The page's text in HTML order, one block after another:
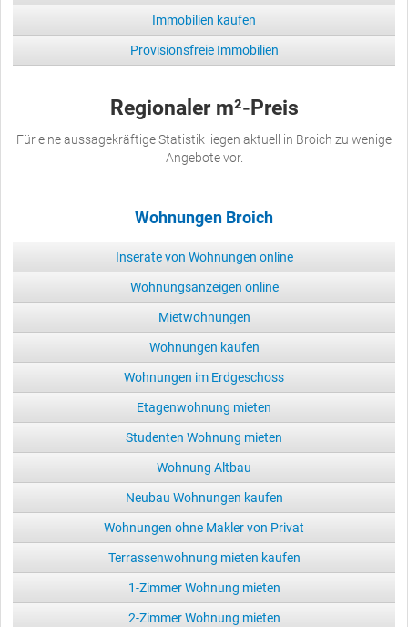
Immobilien kaufen
Provisionsfreie Immobilien
Regionaler m²-Preis
Für eine aussagekräftige Statistik liegen aktuell in Broich zu wenige
Angebote vor.
Wohnungen Broich
Inserate von Wohnungen online
Wohnungsanzeigen online
Mietwohnungen
Wohnungen kaufen
Wohnungen im Erdgeschoss
Etagenwohnung mieten
Studenten Wohnung mieten
Wohnung Altbau
Neubau Wohnungen kaufen
Wohnungen ohne Makler von Privat
Terrassenwohnung mieten kaufen
1-Zimmer Wohnung mieten
2-Zimmer Wohnung mieten